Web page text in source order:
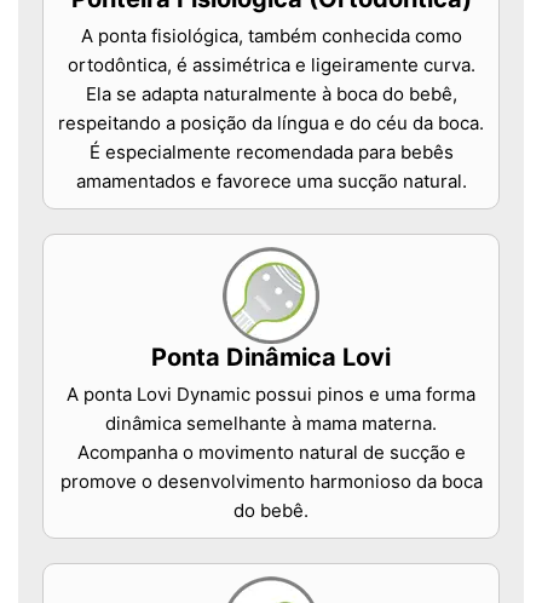
A ponta fisiológica, também conhecida como
ortodôntica, é assimétrica e ligeiramente curva.
Ela se adapta naturalmente à boca do bebê,
respeitando a posição da língua e do céu da boca.
É especialmente recomendada para bebês
amamentados e favorece uma sucção natural.
Ponta Dinâmica Lovi
A ponta Lovi Dynamic possui pinos e uma forma
dinâmica semelhante à mama materna.
Acompanha o movimento natural de sucção e
promove o desenvolvimento harmonioso da boca
do bebê.